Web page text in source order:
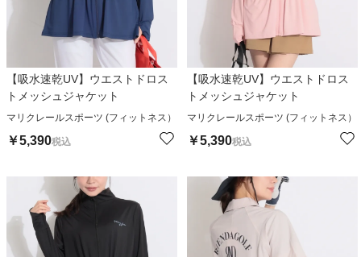
【吸水速乾UV】ウエストドロス
トメッシュジャケット
マリクレールスポーツ (フィットネス）
￥5,390税込
【吸水速乾UV】ウエストドロス
トメッシュジャケット
マリクレールスポーツ (フィットネス）
￥5,390税込